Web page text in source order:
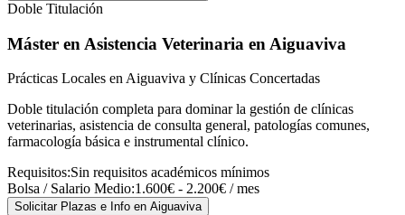
Doble Titulación
Máster en Asistencia Veterinaria en Aiguaviva
Prácticas Locales en Aiguaviva y Clínicas Concertadas
Doble titulación completa para dominar la gestión de clínicas
veterinarias, asistencia de consulta general, patologías comunes,
farmacología básica e instrumental clínico.
Requisitos:Sin requisitos académicos mínimos
Bolsa / Salario Medio:1.600€ - 2.200€ / mes
Solicitar Plazas e Info en Aiguaviva